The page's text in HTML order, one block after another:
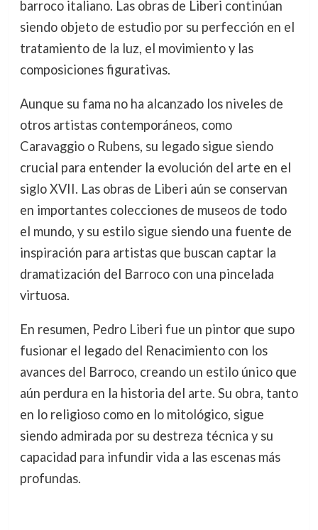
barroco italiano. Las obras de Liberi continúan
siendo objeto de estudio por su perfección en el
tratamiento de la luz, el movimiento y las
composiciones figurativas.
Aunque su fama no ha alcanzado los niveles de
otros artistas contemporáneos, como
Caravaggio o Rubens, su legado sigue siendo
crucial para entender la evolución del arte en el
siglo XVII. Las obras de Liberi aún se conservan
en importantes colecciones de museos de todo
el mundo, y su estilo sigue siendo una fuente de
inspiración para artistas que buscan captar la
dramatización del Barroco con una pincelada
virtuosa.
En resumen, Pedro Liberi fue un pintor que supo
fusionar el legado del Renacimiento con los
avances del Barroco, creando un estilo único que
aún perdura en la historia del arte. Su obra, tanto
en lo religioso como en lo mitológico, sigue
siendo admirada por su destreza técnica y su
capacidad para infundir vida a las escenas más
profundas.